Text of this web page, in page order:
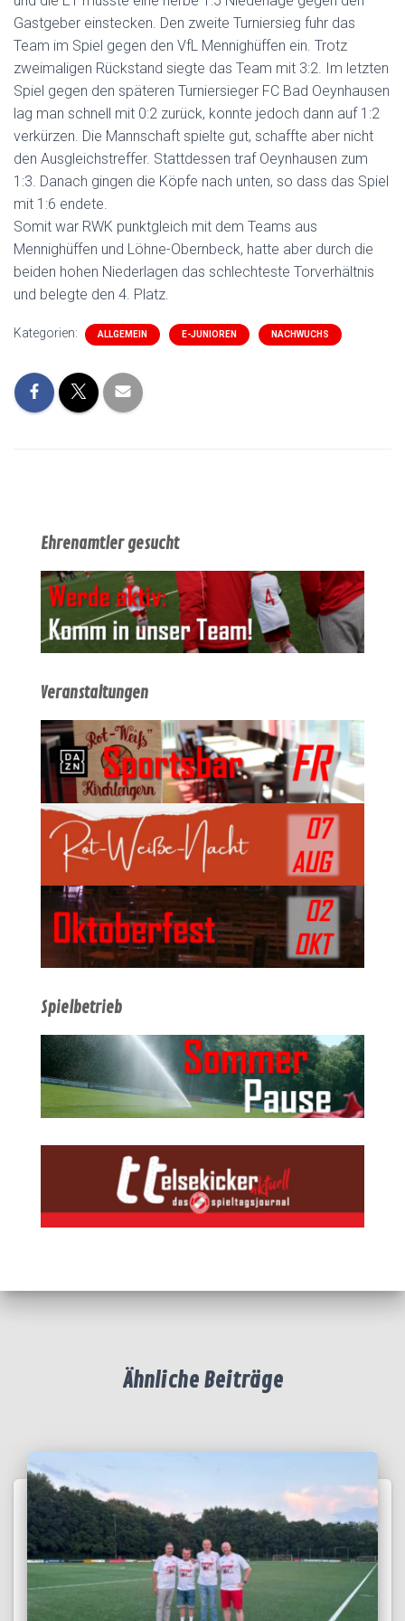
Gastgeber einstecken. Den zweite Turniersieg fuhr das
Team im Spiel gegen den VfL Mennighüffen ein. Trotz
zweimaligen Rückstand siegte das Team mit 3:2. Im letzten
Spiel gegen den späteren Turniersieger FC Bad Oeynhausen
lag man schnell mit 0:2 zurück, konnte jedoch dann auf 1:2
verkürzen. Die Mannschaft spielte gut, schaffte aber nicht
den Ausgleichstreffer. Stattdessen traf Oeynhausen zum
1:3. Danach gingen die Köpfe nach unten, so dass das Spiel
mit 1:6 endete.
Somit war RWK punktgleich mit dem Teams aus
Mennighüffen und Löhne-Obernbeck, hatte aber durch die
beiden hohen Niederlagen das schlechteste Torverhältnis
und belegte den 4. Platz.
Kategorien: ALLGEMEIN E-JUNIOREN NACHWUCHS
Ehrenamtler gesucht
Veranstaltungen
Spielbetrieb
Ähnliche Beiträge